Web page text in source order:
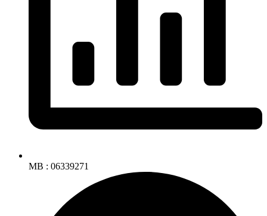
MB : 06339271